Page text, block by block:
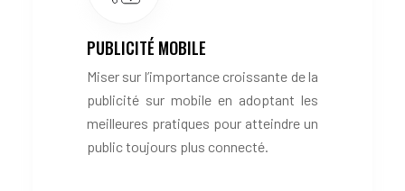
PUBLICITÉ MOBILE
Miser sur l’importance croissante de la
publicité sur mobile en adoptant les
meilleures pratiques pour atteindre un
public toujours plus connecté.